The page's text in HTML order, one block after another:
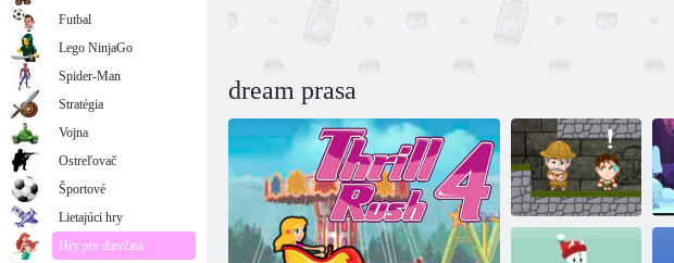
dream prasa
Futbal
Lego NinjaGo
Spider-Man
Stratégia
Vojna
Ostreľovač
Športové
Lietajúci hry
Hry pre dievčatá